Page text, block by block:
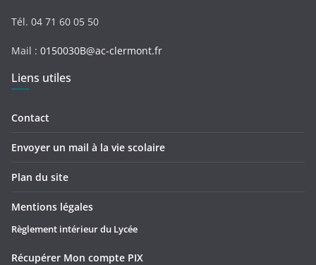
Tél. 04 71 60 05 50
Mail : 0150030B@ac-clermont.fr
Liens utiles
Contact
Envoyer un mail à la vie scolaire
Plan du site
Mentions légales
Règlement intérieur du Lycée
Récupérer Mon compte PIX